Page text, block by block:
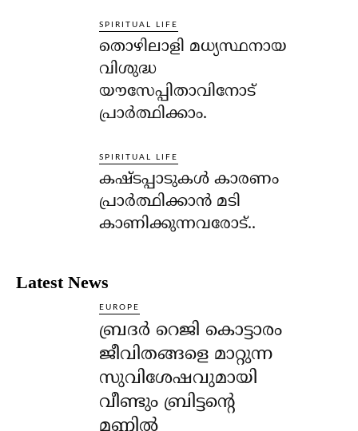
SPIRITUAL LIFE
തൊഴിലാളി മധ്യസ്ഥനായ
വിശുദ്ധ
യൗസേപ്പിതാവിനോട്
പ്രാര്‍ത്ഥിക്കാം.
SPIRITUAL LIFE
കഷ്ടപ്പാടുകള്‍ കാരണം
പ്രാര്‍ത്ഥിക്കാന്‍ മടി
കാണിക്കുന്നവരോട്..
Latest News
EUROPE
ബ്രദർ റെജി കൊട്ടാരം
ജീവിതങ്ങളെ മാറ്റുന്ന
സുവിശേഷവുമായി
വീണ്ടും ബ്രിട്ടന്റെ
മണ്ണിൽ